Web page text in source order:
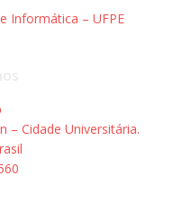
Informática – UFPE
– Cidade Universitária.